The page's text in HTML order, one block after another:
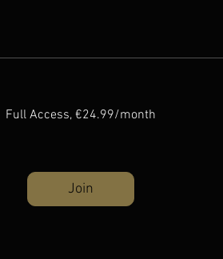
Full Access, €24.99/month
Join